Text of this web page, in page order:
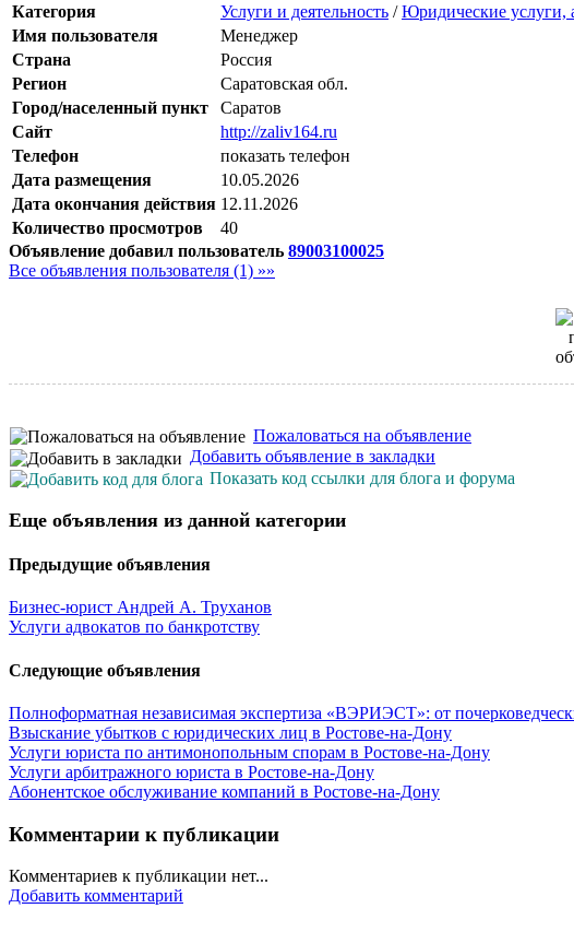
Категория
Услуги и деятельность /Юридические услуги,
Имя пользователя
Менеджер
Страна
Россия
Регион
Саратовская обл.
Город/населенный пункт
Саратов
Сайт
http://zaliv164.ru
Телефон
показать телефон
Дата размещения
10.05.2026
Дата окончания действия 12.11.2026
Количество просмотров
40
Объявление добавил пользователь 89003100025
Все объявления пользователя (1) »»
Пожаловаться на объявление
Добавить объявление в закладки
Показать код ссылки для блога и форума
Еще объявления из данной категории
Предыдущие объявления
Бизнес-юрист Андрей А. Труханов
Услуги адвокатов по банкротству
Следующие объявления
Полноформатная независимая экспертиза «ВЭРИЭСТ»: от
Взыскание убытков с юридических лиц в Ростове-на-Дону
Услуги юриста по антимонопольным спорам в Ростове-на-Дону
Услуги арбитражного юриста в Ростове-на-Дону
Абонентское обслуживание компаний в Ростове-на-Дону
Комментарии к публикации
Комментариев к публикации нет...
Добавить комментарий